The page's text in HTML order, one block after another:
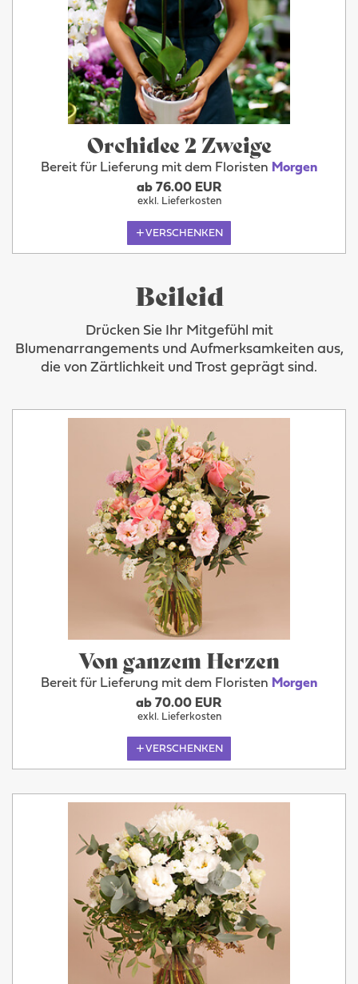
Orchidee 2 Zweige
Bereit für Lieferung mit dem Floristen Morgen
ab 76.00 EUR
exkl. Lieferkosten
VERSCHENKEN
Beileid
Drücken Sie Ihr Mitgefühl mit
Blumenarrangements und Aufmerksamkeiten aus,
die von Zärtlichkeit und Trost geprägt sind.
Von ganzem Herzen
Bereit für Lieferung mit dem Floristen Morgen
ab 70.00 EUR
exkl. Lieferkosten
VERSCHENKEN